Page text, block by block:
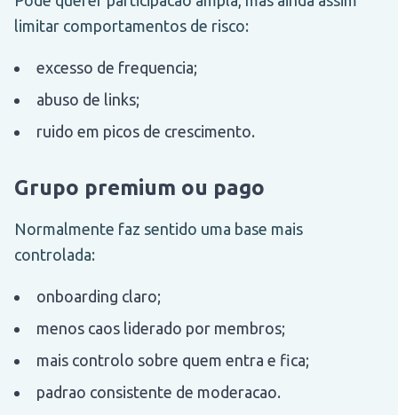
limitar comportamentos de risco:
excesso de frequencia;
abuso de links;
ruido em picos de crescimento.
Grupo premium ou pago
Normalmente faz sentido uma base mais
controlada:
onboarding claro;
menos caos liderado por membros;
mais controlo sobre quem entra e fica;
padrao consistente de moderacao.